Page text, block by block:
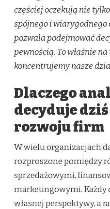
częściej oczekują nie
spójnego i
pozwala podejmować
pewnością. To właśnie
koncentrujemy nasze
Dlaczego
decyduje
rozwoju firm
W wielu organizacjach
rozproszone pomiędzy
sprzedażowymi,
marketingowymi. Każdy
własnej perspektywy, a